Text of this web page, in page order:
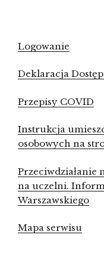
Logowanie
Deklaracja
Przepisy COVID
Instrukcja
osobowych na
Przeciwdziałanie
na uczelni.
Warszawskiego
Mapa serwisu